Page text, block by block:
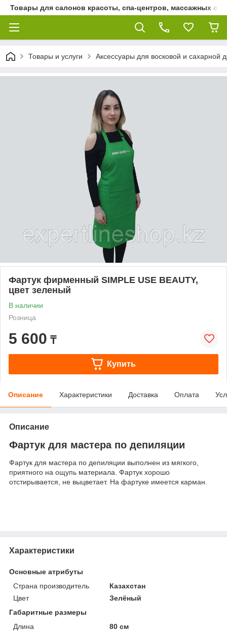
Товары для салонов красоты, спа-центров, массажных
Товары и услуги Аксессуары для восковой и сахарной
Фартук фирменный SIMPLE USE BEAUTY,
цвет зеленый
В наличии
Розница
5 600 ₸
Купить
Описание Характеристики Доставка Оплата
Описание
Фартук для мастера по депиляции
Фартук для мастера по депиляции выполнен из мягкого,
приятного на ощупь материала. Фартук хорошо
отстирывается, не выцветает. На фартуке имеется карман.
Характеристики
Основные атрибуты
Страна производитель
Казахстан
Цвет
Зелёный
Габаритные размеры
Длина
80 см